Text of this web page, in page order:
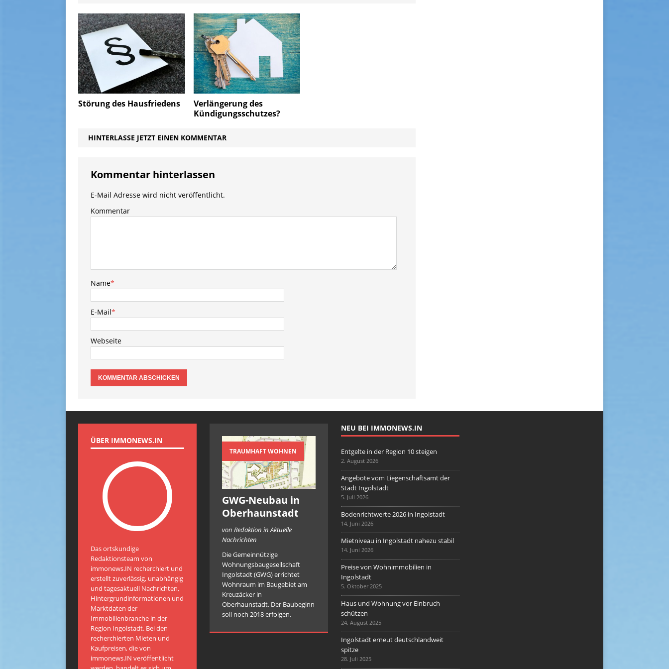
Störung des Hausfriedens
Verlängerung des
Kündigungsschutzes?
HINTERLASSE JETZT EINEN KOMMENTAR
Kommentar hinterlassen
E-Mail Adresse wird nicht veröffentlicht.
Kommentar
Name*
E-Mail*
Webseite
ÜBER IMMONEWS.IN
Das ortskundige
Redaktionsteam von
immonews.IN recherchiert und
erstellt zuverlässig, unabhängig
und tagesaktuell Nachrichten,
Hintergrundinformationen und
Marktdaten der
Immobilienbranche in der
Region Ingolstadt. Bei den
recherchierten Mieten und
Kaufpreisen, die von
immonews.IN veröffentlicht
TRAUMHAFT WOHNEN
GWG-Neubau in
Oberhaunstadt
von Redaktion in Aktuelle
Nachrichten
Die Gemeinnützige
Wohnungsbaugesellschaft
Ingolstadt (GWG) errichtet
Wohnraum im Baugebiet am
Kreuzäcker in
Oberhaunstadt. Der Baubeginn
soll noch 2018 erfolgen.
NEU BEI IMMONEWS.IN
Entgelte in der Region 10 steigen
2. August 2026
Angebote vom Liegenschaftsamt der
Stadt Ingolstadt
5. Juli 2026
Bodenrichtwerte 2026 in Ingolstadt
14. Juni 2026
Mietniveau in Ingolstadt nahezu stabil
14. Juni 2026
Preise von Wohnimmobilien in
Ingolstadt
5. Oktober 2025
Haus und Wohnung vor Einbruch
schützen
24. August 2025
Ingolstadt erneut deutschlandweit
spitze
28. Juli 2025